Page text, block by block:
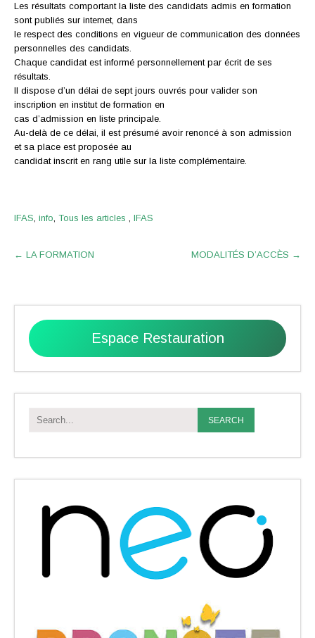
Les résultats comportant la liste des candidats admis en formation
sont publiés sur internet, dans
le respect des conditions en vigueur de communication des données
personnelles des candidats.
Chaque candidat est informé personnellement par écrit de ses
résultats.
Il dispose d’un délai de sept jours ouvrés pour valider son
inscription en institut de formation en
cas d’admission en liste principale.
Au-delà de ce délai, il est présumé avoir renoncé à son admission
et sa place est proposée au
candidat inscrit en rang utile sur la liste complémentaire.
IFAS, info, Tous les articles , IFAS
Post
← LA FORMATION MODALITÉS D’ACCÈS →
Espace Restauration